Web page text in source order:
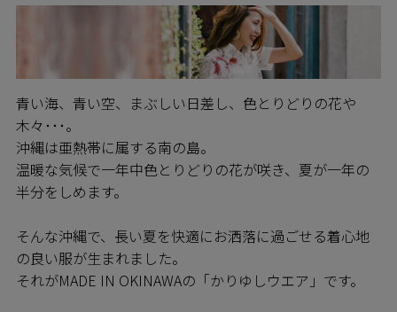
青い海、青い空、まぶしい日差し、色とりどりの花や
木々･･･。
沖縄は亜熱帯に属する南の島。
温暖な気候で一年中色とりどりの花が咲き、夏が一年の
半分をしめます。
そんな沖縄で、長い夏を快適にお洒落に過ごせる着心地
の良い服が生まれました。
それがMADE IN OKINAWAの「かりゆしウエア」です。